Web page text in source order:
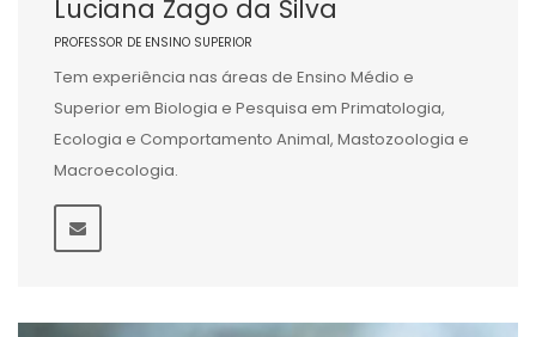
Luciana Zago da Silva
PROFESSOR DE ENSINO SUPERIOR
Tem experiência nas áreas de Ensino Médio e
Superior em Biologia e Pesquisa em Primatologia,
Ecologia e Comportamento Animal, Mastozoologia e
Macroecologia.